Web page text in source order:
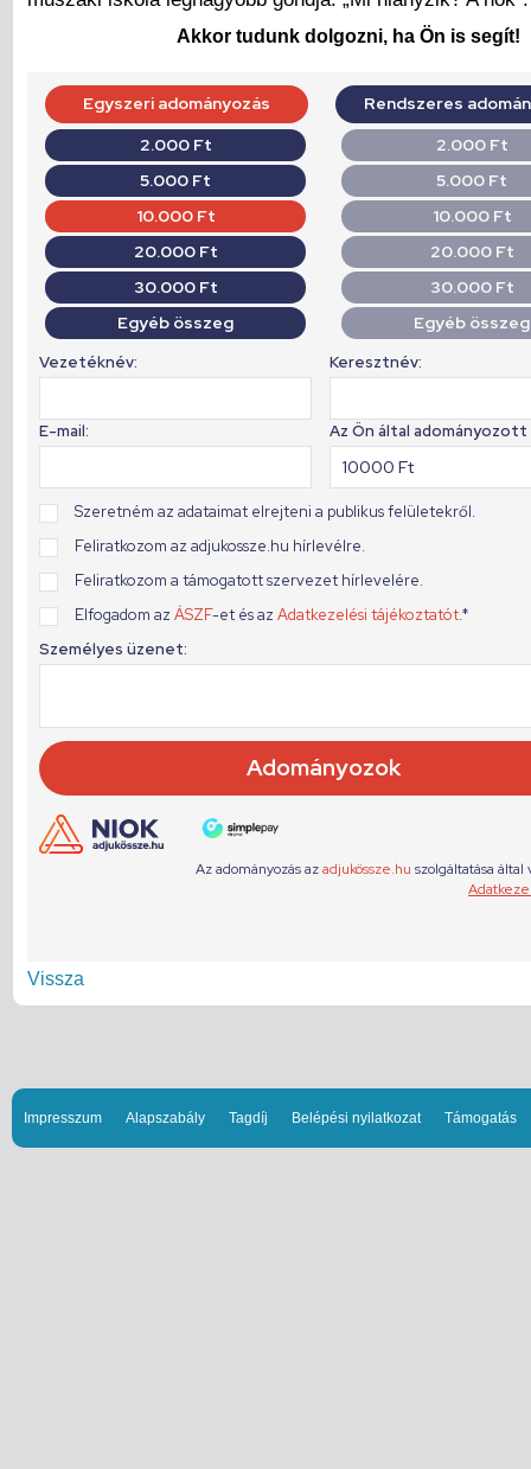
Akkor tudunk dolgozni, ha Ön is segít!
Vissza
Impresszum Alapszabály Tagdíj Belépési nyilatkozat Támogatás